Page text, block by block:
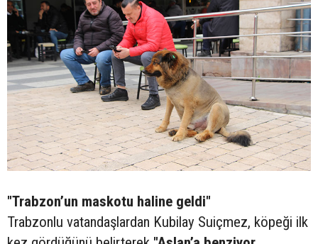
"Trabzon’un maskotu haline geldi"
Trabzonlu vatandaşlardan Kubilay Suiçmez, köpeği ilk